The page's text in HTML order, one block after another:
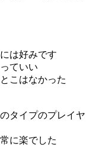
は好みです
ていい
こはなかった
タイプのプレイヤ
に楽でした